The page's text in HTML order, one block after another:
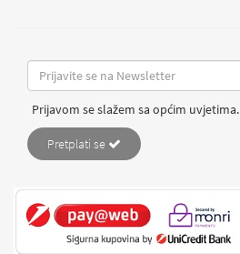
Prijavom se slažem sa općim uvjetima.
Pretplati se